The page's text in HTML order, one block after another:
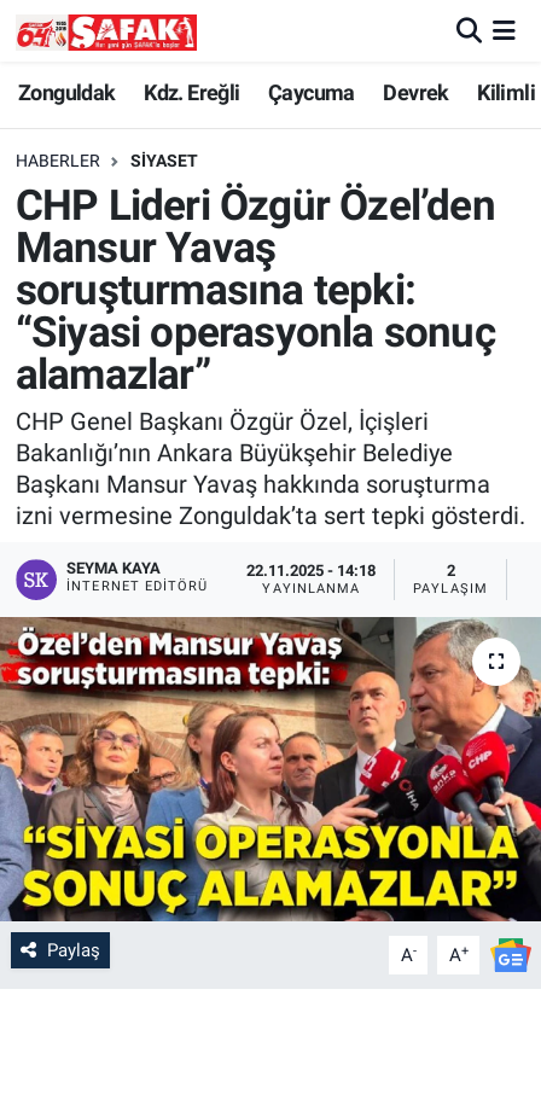
Zonguldak Kdz. Ereğli Çaycuma Devrek Kilimli
HABERLER SIYASET
CHP Lideri Özgür Özel’den
Mansur Yavaş
soruşturmasına tepki:
“Siyasi operasyonla sonuç
alamazlar”
CHP Genel Başkanı Özgür Özel, İçişleri
Bakanlığı’nın Ankara Büyükşehir Belediye
Başkanı Mansur Yavaş hakkında soruşturma
izni vermesine Zonguldak’ta sert tepki gösterdi.
SEYMA KAYA
İNTERNET EDITÖRÜ
22.11.2025 - 14:18
YAYINLANMA
2
PAYLAŞIM
Paylaş A- A+
Zonguldak
Kdz. Ereğli
Çaycuma
Devrek
Kilimli
Spor
Resmi İlan
Zonguldak Nöbetçi Eczaneler
Zonguldak Hava Durumu
Zonguldak Namaz Vakitleri
Zonguldak Trafik Yoğunluk Haritası
Süper Lig Puan Durumu ve Fikstür
Son Dakika Haberleri
Haber Arşivi